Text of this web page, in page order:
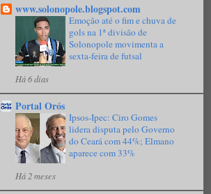
www.solonopole.blogspot.com
Emoção até o fim e chuva de
gols na 1ª divisão de
Solonopole movimenta a
sexta-feira de futsal
Há 6 dias
Portal Orós
Ipsos-Ipec: Ciro Gomes
lidera disputa pelo Governo
do Ceará com 44%; Elmano
aparece com 33%
Há 2 meses